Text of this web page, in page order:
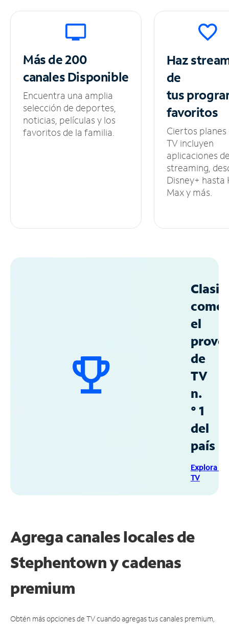
Más de 200
canalesDisponible
Encuentra una amplia
selección de deportes,
noticias, películas y los
favoritos de la familia.
Haz
de
tus
favoritos
Ciertos planes
TV incluyen
aplicaciones
streaming,
Disney+ hasta
Max y más.
como
el
de
TV
n.
° 1
del
país
Explora
TV
Agrega canales locales de
Stephentown y cadenas
premium
Obtén más opciones de TV cuando agregas tus canales premium,